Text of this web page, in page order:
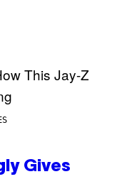
Gives